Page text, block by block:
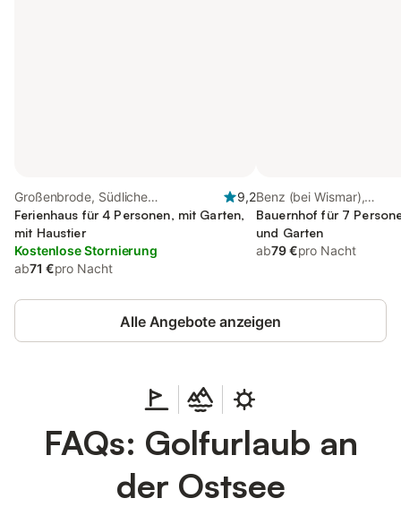
Großenbrode, Südliche
Ostseeküste
9,2
Ferienhaus für 4 Personen, mit Garten,
mit Haustier
Kostenlose Stornierung
ab71 €pro Nacht
Benz (bei Wismar),
Mecklenburgische
Bauernhof für 7
und Garten
ab79 €pro Nacht
Alle Angebote anzeigen
FAQs: Golfurlaub an
der Ostsee